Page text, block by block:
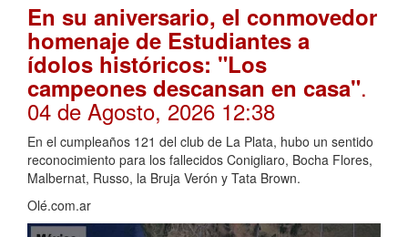
En su aniversario, el conmovedor
homenaje de Estudiantes a
ídolos históricos: "Los
campeones descansan en casa".
04 de Agosto, 2026 12:38
En el cumpleaños 121 del club de La Plata, hubo un sentido
reconocimiento para los fallecidos Conigliaro, Bocha Flores,
Malbernat, Russo, la Bruja Verón y Tata Brown.
Olé.com.ar